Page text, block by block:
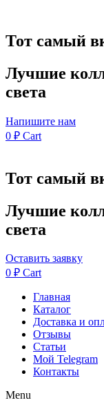
Тот самый
Лучшие
света
Напишите нам
0 ₽ Cart
Тот самый
Лучшие
света
Оставить заявку
0 ₽ Cart
Главная
Каталог
Доставка и
Отзывы
Статьи
Мой Telegram
Контакты
Menu